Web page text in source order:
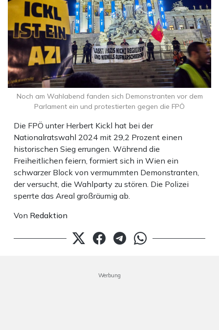
Die FPÖ unter Herbert Kickl hat bei der
Nationalratswahl 2024 mit 29,2 Prozent einen
historischen Sieg errungen. Während die
Freiheitlichen feiern, formiert sich in Wien ein
schwarzer Block von vermummten Demonstranten,
der versucht, die Wahlparty zu stören. Die Polizei
sperrte das Areal großräumig ab.
Von Redaktion
Noch am Wahlabend fanden sich Demonstranten vor dem
Parlament ein und protestierten gegen die FPÖ
Werbung